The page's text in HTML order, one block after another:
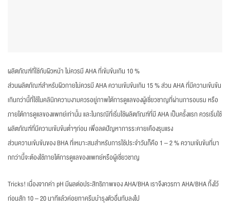
ผลิตภัณฑ์ที่ใช้กับผิวหน้า ไม่ควรมี AHA ที่เข้มข้นเกิน 10 %
ส่วนผลิตภัณฑ์สำหรับผิวกายไม่ควรมี AHA ความเข้มข้นเกิน 15 % ส่วน AHA ที่มีความเข้นข้น
เกินกว่านี้ที่ใช้ในคลินิกความงามควรอยู่ภาพใต้การดูแลของผู้เชี่ยวชาญที่ผ่านการอบรม หรือ
ภายใต้การดูแลของแพทย์เท่านั้น และในกรณีที่เริ่มใช้ผลิตภัณฑ์ที่มี AHA เป็นครั้งแรก ควรเริ่มใช้
ผลิตภัณฑ์ที่มีความเข้มข้นต่ำๆก่อน เพื่อลดปัญหาการระคายเคืองรุนแรง
ส่วนความเข้มข้นของ BHA ที่เหมาะสมสำหรับการใช้ประจำวันก็คือ 1 – 2 % ความเข้มข้นที่มา
กกว่านี้จะต้องใช้ภายใต้การดูแลของแพทย์หรือผู้เชี่ยวชาญ
Tricks! เนื่องจากค่า pH มีผลต่อประสิทธิภาพของ AHA/BHA เราจึงควรทา AHA/BHA ทิ้งไว้
ก่อนสัก 10 – 20 นาทีแล้วค่อยทาครีมบำรุงตัวอื่นทับลงไป